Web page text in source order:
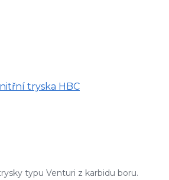
tryska HBC
typu Venturi z karbidu boru.